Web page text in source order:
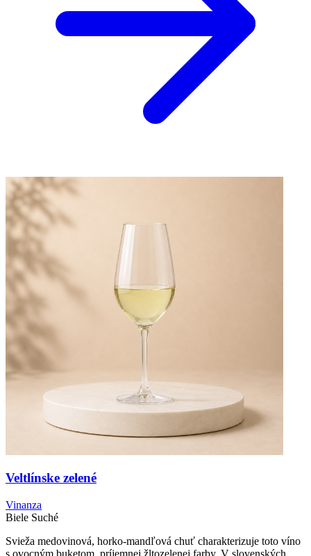
Veltlínske zelené
Vinanza
Biele Suché
Svieža medovinová, horko-mandľová chuť charakterizuje toto víno